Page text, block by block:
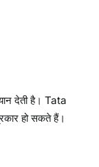
देती है। Tata
हो सकते हैं।